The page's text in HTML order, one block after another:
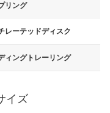
リング
レーテッドディスク
ィングトレーリング
イズ